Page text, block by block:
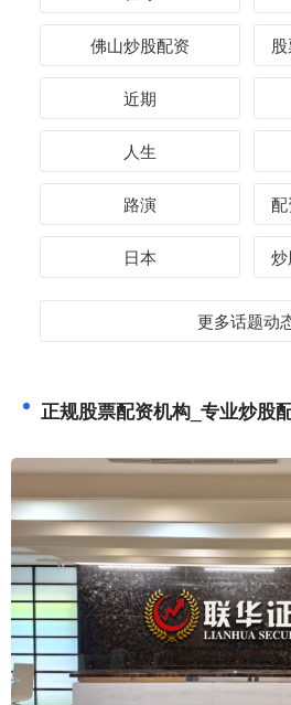
佛山炒股配资
近期
人生
路演
日本
更多话题动
正规股票配资机构_专业炒股